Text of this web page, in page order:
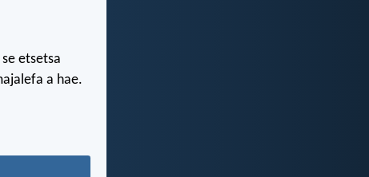
etsetsa
a hae.